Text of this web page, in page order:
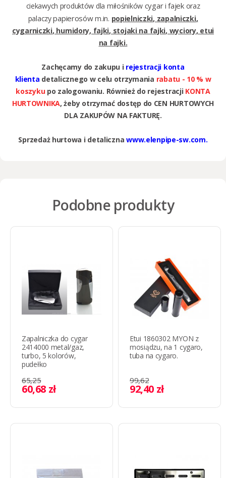
ciekawych produktów dla miłośników cygarifajekoraz
palaczypapierosówm.in. popielniczki, zapalniczki,
cygarniczki, humidory, fajki, stojaki na fajki, wyciory, etui
na fajki.
Zachęcamy do zakupu i rejestracji konta
klienta detalicznego w celu otrzymania rabatu - 10 % w
koszykupo zalogowaniu. Również do rejestracji KONTA
HURTOWNIKA, żeby otrzymać dostęp do CEN HURTOWYCH
DLA ZAKUPÓW NA FAKTURĘ.
Sprzedaż hurtowa i detalicznawww.elenpipe-sw.com.
Podobne produkty
Zapalniczka do cygar
2414000 metal/gaz,
turbo, 5 kolorów,
pudełko
65,25
60,68 zł
Etui 1860302 MYON z
mosiądzu, na 1 cygaro,
tuba na cygaro.
99,62
92,40 zł